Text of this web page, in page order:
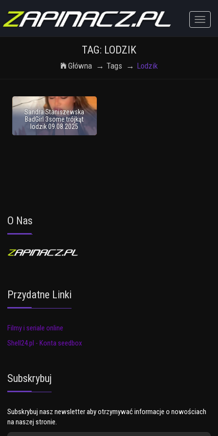
Toggle
TAG: LODZIK
Główna Tags Lodzik
Sandra Staniszewska
BadGirl 3some trójkąt
lodzik 09.08.2025
O Nas
Przydatne Linki
Filmy i seriale online
Shell24.pl - Konta seedbox
Subskrybuj
Subskrybuj nasz newsletter aby otrzymywać informacje o nowościach
na naszej stronie.